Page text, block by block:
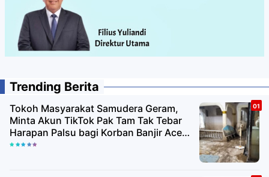
Trending Berita
Tokoh Masyarakat Samudera Geram,
Minta Akun TikTok Pak Tam Tak Tebar
Harapan Palsu bagi Korban Banjir Aceh
Utara